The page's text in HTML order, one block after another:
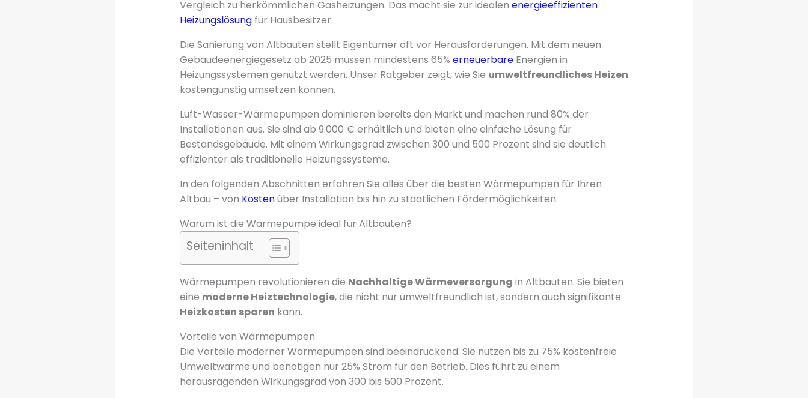
Vergleich zu herkömmlichen Gasheizungen. Das macht sie zur idealen energieeffizienten
Heizungslösungfür Hausbesitzer.
Die Sanierung von Altbauten stellt Eigentümer oft vor Herausforderungen. Mit dem neuen
Gebäudeenergiegesetz ab 2025 müssen mindestens 65% erneuerbareEnergien in
Heizungssystemen genutzt werden. Unser Ratgeber zeigt, wie Sie umweltfreundliches Heizen
kostengünstig umsetzen können.
Luft-Wasser-Wärmepumpen dominieren bereits den Markt und machen rund 80% der
Installationen aus. Sie sind ab 9.000 € erhältlich und bieten eine einfache Lösung für
Bestandsgebäude. Mit einem Wirkungsgrad zwischen 300 und 500 Prozent sind sie deutlich
effizienter als traditionelle Heizungssysteme.
In den folgenden Abschnitten erfahren Sie alles über die besten Wärmepumpen für Ihren
Altbau – von Kostenüber Installation bis hin zu staatlichen Fördermöglichkeiten.
Warum ist die Wärmepumpe ideal für Altbauten?
Seiteninhalt
Wärmepumpen revolutionieren die Nachhaltige Wärmeversorgung in Altbauten. Sie bieten
eine moderne Heiztechnologie, die nicht nur umweltfreundlich ist, sondern auch signifikante
Heizkosten sparen kann.
Vorteile von Wärmepumpen
Die Vorteile moderner Wärmepumpen sind beeindruckend. Sie nutzen bis zu 75% kostenfreie
Umweltwärme und benötigen nur 25% Strom für den Betrieb. Dies führt zu einem
herausragenden Wirkungsgrad von 300 bis 500 Prozent.